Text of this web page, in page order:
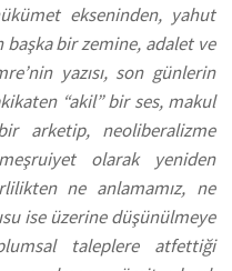
ekseninden, yahut
başka bir zemine, adalet ve
yazısı, son günlerin
“akil” bir ses, makul
arketip, neoliberalizme
olarak yeniden
ne anlamamız, ne
ise üzerine düşünülmeye
taleplere atfettiği